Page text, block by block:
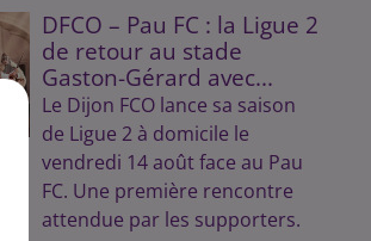
DFCO – Pau FC : la Ligue 2
de retour au stade
Gaston-Gérard avec...
Le Dijon FCO lance sa saison
de Ligue 2 à domicile le
vendredi 14 août face au Pau
FC. Une première rencontre
attendue par les supporters.